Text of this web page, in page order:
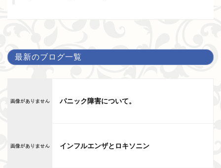
最新のブログ一覧
パニック障害について。
インフルエンザとロキソニン